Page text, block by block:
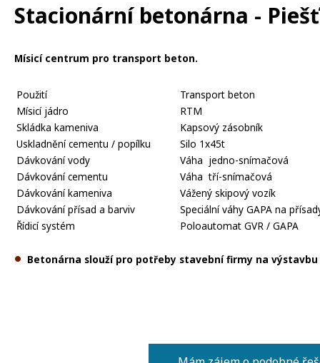
Stacionární betonárna -
Mísicí centrum pro transport beton.
Použití
Transport beton
Mísicí jádro
RTM
Skládka kameniva
Kapsový zásobník
Uskladnění cementu / popílku
Silo 1x45t
Dávkování vody
Váha jedno-snímačová
Dávkování cementu
Váha tří-snímačová
Dávkování kameniva
Vážený skipový vozík
Dávkování přísad a barviv
Speciální váhy GAPA na
Řídicí systém
Poloautomat GVR / GAPA
Betonárna slouží pro potřeby stavební firmy na